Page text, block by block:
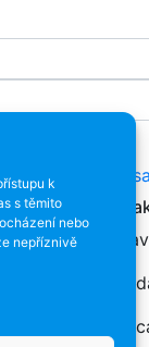
k
s těmito
nebo
nepříznivě
adresy dle